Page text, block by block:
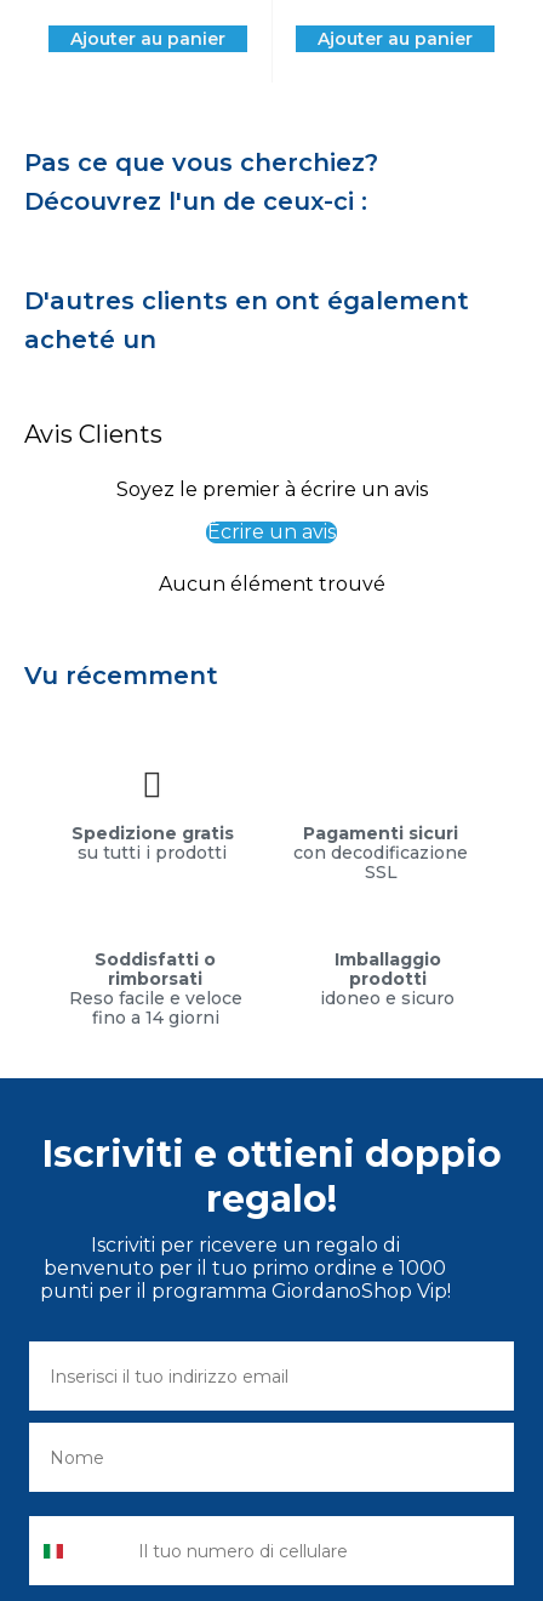
Ajouter au panier Ajouter au panier
Pas ce que vous cherchiez?
Découvrez l'un de ceux-ci :
D'autres clients en ont également
acheté un
Avis Clients
Soyez le premier à écrire un avis
Écrire un avis
Aucun élément trouvé
Vu récemment
Spedizione gratis
su tutti i prodotti
Pagamenti sicuri
con decodificazione
SSL
Soddisfatti o
rimborsati
Reso facile e veloce
fino a 14 giorni
Imballaggio
prodotti
idoneo e sicuro
Iscriviti e ottieni doppio
regalo!
Iscriviti per ricevere un regalo di
benvenuto per il tuo primo ordine e 1000
punti per il programma GiordanoShop Vip!